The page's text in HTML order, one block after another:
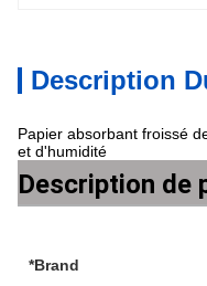
Description
Papier absorbant froissé
et d'humidité
Description de
*Brand